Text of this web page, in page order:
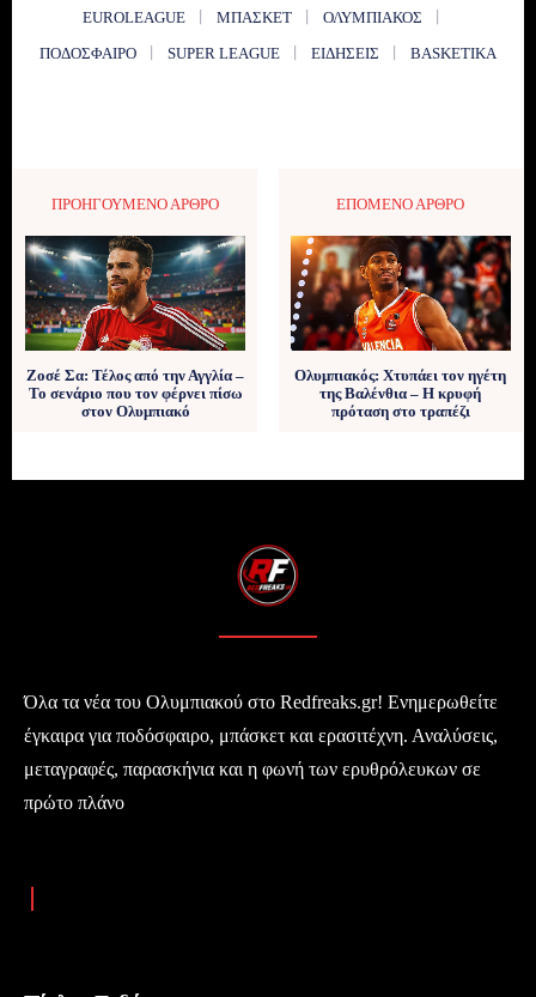
EUROLEAGUE ΜΠΆΣΚΕΤ
ΟΛΥΜΠΙΑΚΌΣ
ΠΟΔΌΣΦΑΙΡΟ
SUPER LEAGUE ΕΙΔΉΣΕΙΣ BASKETIKA
ΠΡΟΗΓΟΎΜΕΝΟ ΆΡΘΡΟ
Ζοσέ Σα: Τέλος από την Αγγλία –
Το σενάριο που τον φέρνει πίσω
στον Ολυμπιακό
ΕΠΌΜΕΝΟ ΆΡΘΡΟ
Ολυμπιακός: Χτυπάει τον ηγέτη
της Βαλένθια – Η κρυφή
πρόταση στο τραπέζι
Όλα τα νέα του Ολυμπιακού στο Redfreaks.gr! Ενημερωθείτε
έγκαιρα για ποδόσφαιρο, μπάσκετ και ερασιτέχνη. Αναλύσεις,
μεταγραφές, παρασκήνια και η φωνή των ερυθρόλευκων σε
πρώτο πλάνο